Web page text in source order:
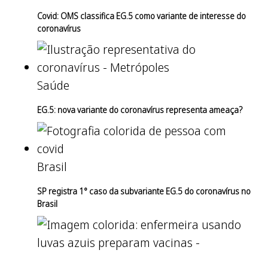
Covid: OMS classifica EG.5 como variante de interesse do
coronavírus
Saúde
EG.5: nova variante do coronavírus representa ameaça?
Brasil
SP registra 1° caso da subvariante EG.5 do coronavírus no
Brasil